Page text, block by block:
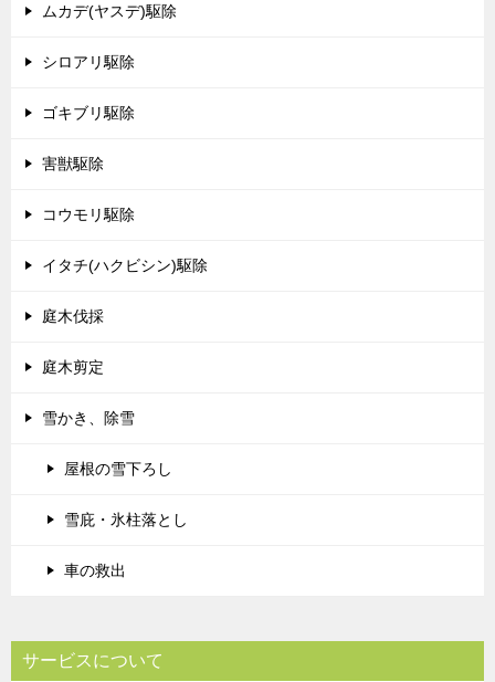
ムカデ(ヤスデ)駆除
シロアリ駆除
ゴキブリ駆除
害獣駆除
コウモリ駆除
イタチ(ハクビシン)駆除
庭木伐採
庭木剪定
雪かき、除雪
屋根の雪下ろし
雪庇・氷柱落とし
車の救出
サービスについて